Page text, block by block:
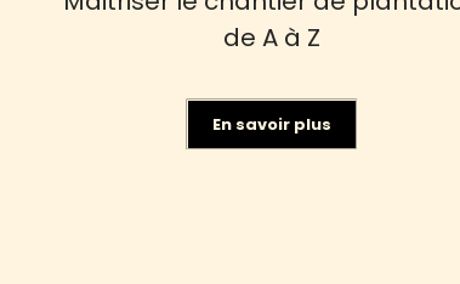
de A à Z
En savoir plus